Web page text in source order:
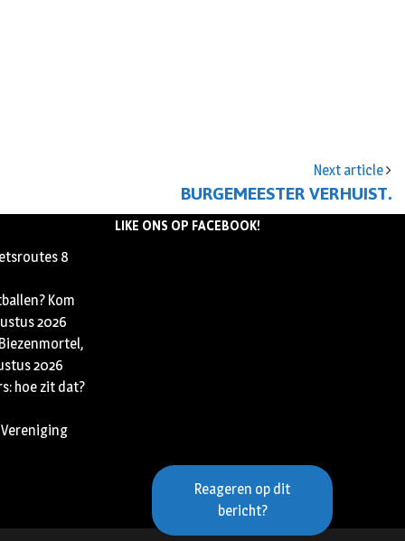
Next article
BURGEMEESTER VERHUIST.
8
Kom
2026
2026
hoe zit dat?
LIKE ONS OP FACEBOOK!
Reageren op dit
bericht?